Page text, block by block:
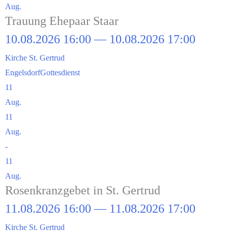
Aug.
Trau­ung Ehe­paar Staar
10.08.2026 16:00 — 10.08.2026 17:00
Kir­che St. Gertrud
Engels­dorfGot­tes­dienst
11
Aug.
11
Aug.
-
11
Aug.
Rosen­kranz­ge­bet in St. Gertrud
11.08.2026 16:00 — 11.08.2026 17:00
Kir­che St. Gertrud